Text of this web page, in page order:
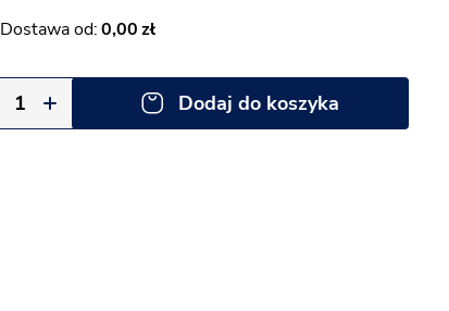
Dostawa od:0,00
Dodaj do koszyka